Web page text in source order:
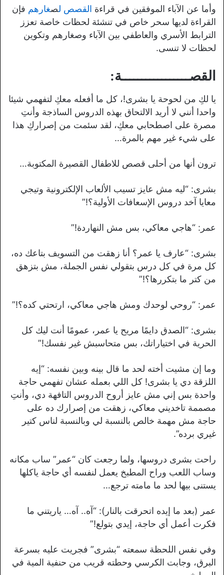
وأما عن الآباء الموفقين في قراءة القصص لصغارهم فإن
القراءة لديها سحر خاص في تنشئة لحظات خاصة تعزز
الترابط الأسري والعاطفي بين الآباء وصغارهم وتكوين
لحظات لا تنسى.
القصـــــــــــــــــة:
يا لكِ من لحوحة يا بشرى!، كل ما أفعله معكِ لتفهمي شيئا
واحدا أنني لا أريد الالتحاق بهذه الدروس الساذجة وأنتِ
مصرة على اصطحابي معكِ، لقد سئمت من إصراركِ هذا
على شيء غير مهم بالمرة…
ترون أنها من أحلى قصص للاطفال القصيرة المكتوبة…
بشرى: “ليه مش عايز تسيب الألعاب الإلكترونية وتيجي
معايا آخد دروس الإسعافات الأولية؟!”
عمر: “هاجي معاكي، بس مش النهاردة!”
بشرى: “عارف يا عمر؟ أنا زهقت من التسويف بتاعك ده،
كل مرة في كل درس بتقولي نفس الجملة، مش بتزهق
من كتر ما بتكررها؟!”
عمر: “روحي لوحدك ومش هاجي معاكي، ارتحتي كده؟!”
بشرى: “الصدق دايمًا مريح يا عمر، عمومًا أنت ليك كل
الحرية في اختياراتك، بس متحاسبش غير نفسك!”
وما إن مشيت أخته لحد ما قال بينه وبين نفسه: “إيه
اللزقة دي يا بشرى! كل اللي بعمله عشان تفهمي حاجة
واحدة بس إني مش عايز أروح الدروس التافهة دي، وأنتِ
مصممة تاخديني معاكي، زهقت من إصرارك ده على
حاجة مش مهمة خالص بالنسبة لي وبالنسبة لناس كتير
غيري برده”.
راحت بشرى دروسها، ولما رجعت كان “عمر” ساب مكانه
وساب اللعب وراح المطبخ يعمل لنفسه أي حاجة ياكلها
يستنى بيها لحد ما مامته ترجع…
عمر (بعد ما إيده اتحرقت بالنار): “آه.. آه… ياريتني ما
فكرت أعمل أي حاجة، إيدي بتولع!”
وفي نفس اللحظة سمعته “بشرى” فجريت عليه بسرعة
البرق، وجابت الكرسي وحطته قريب من حنفية المية في